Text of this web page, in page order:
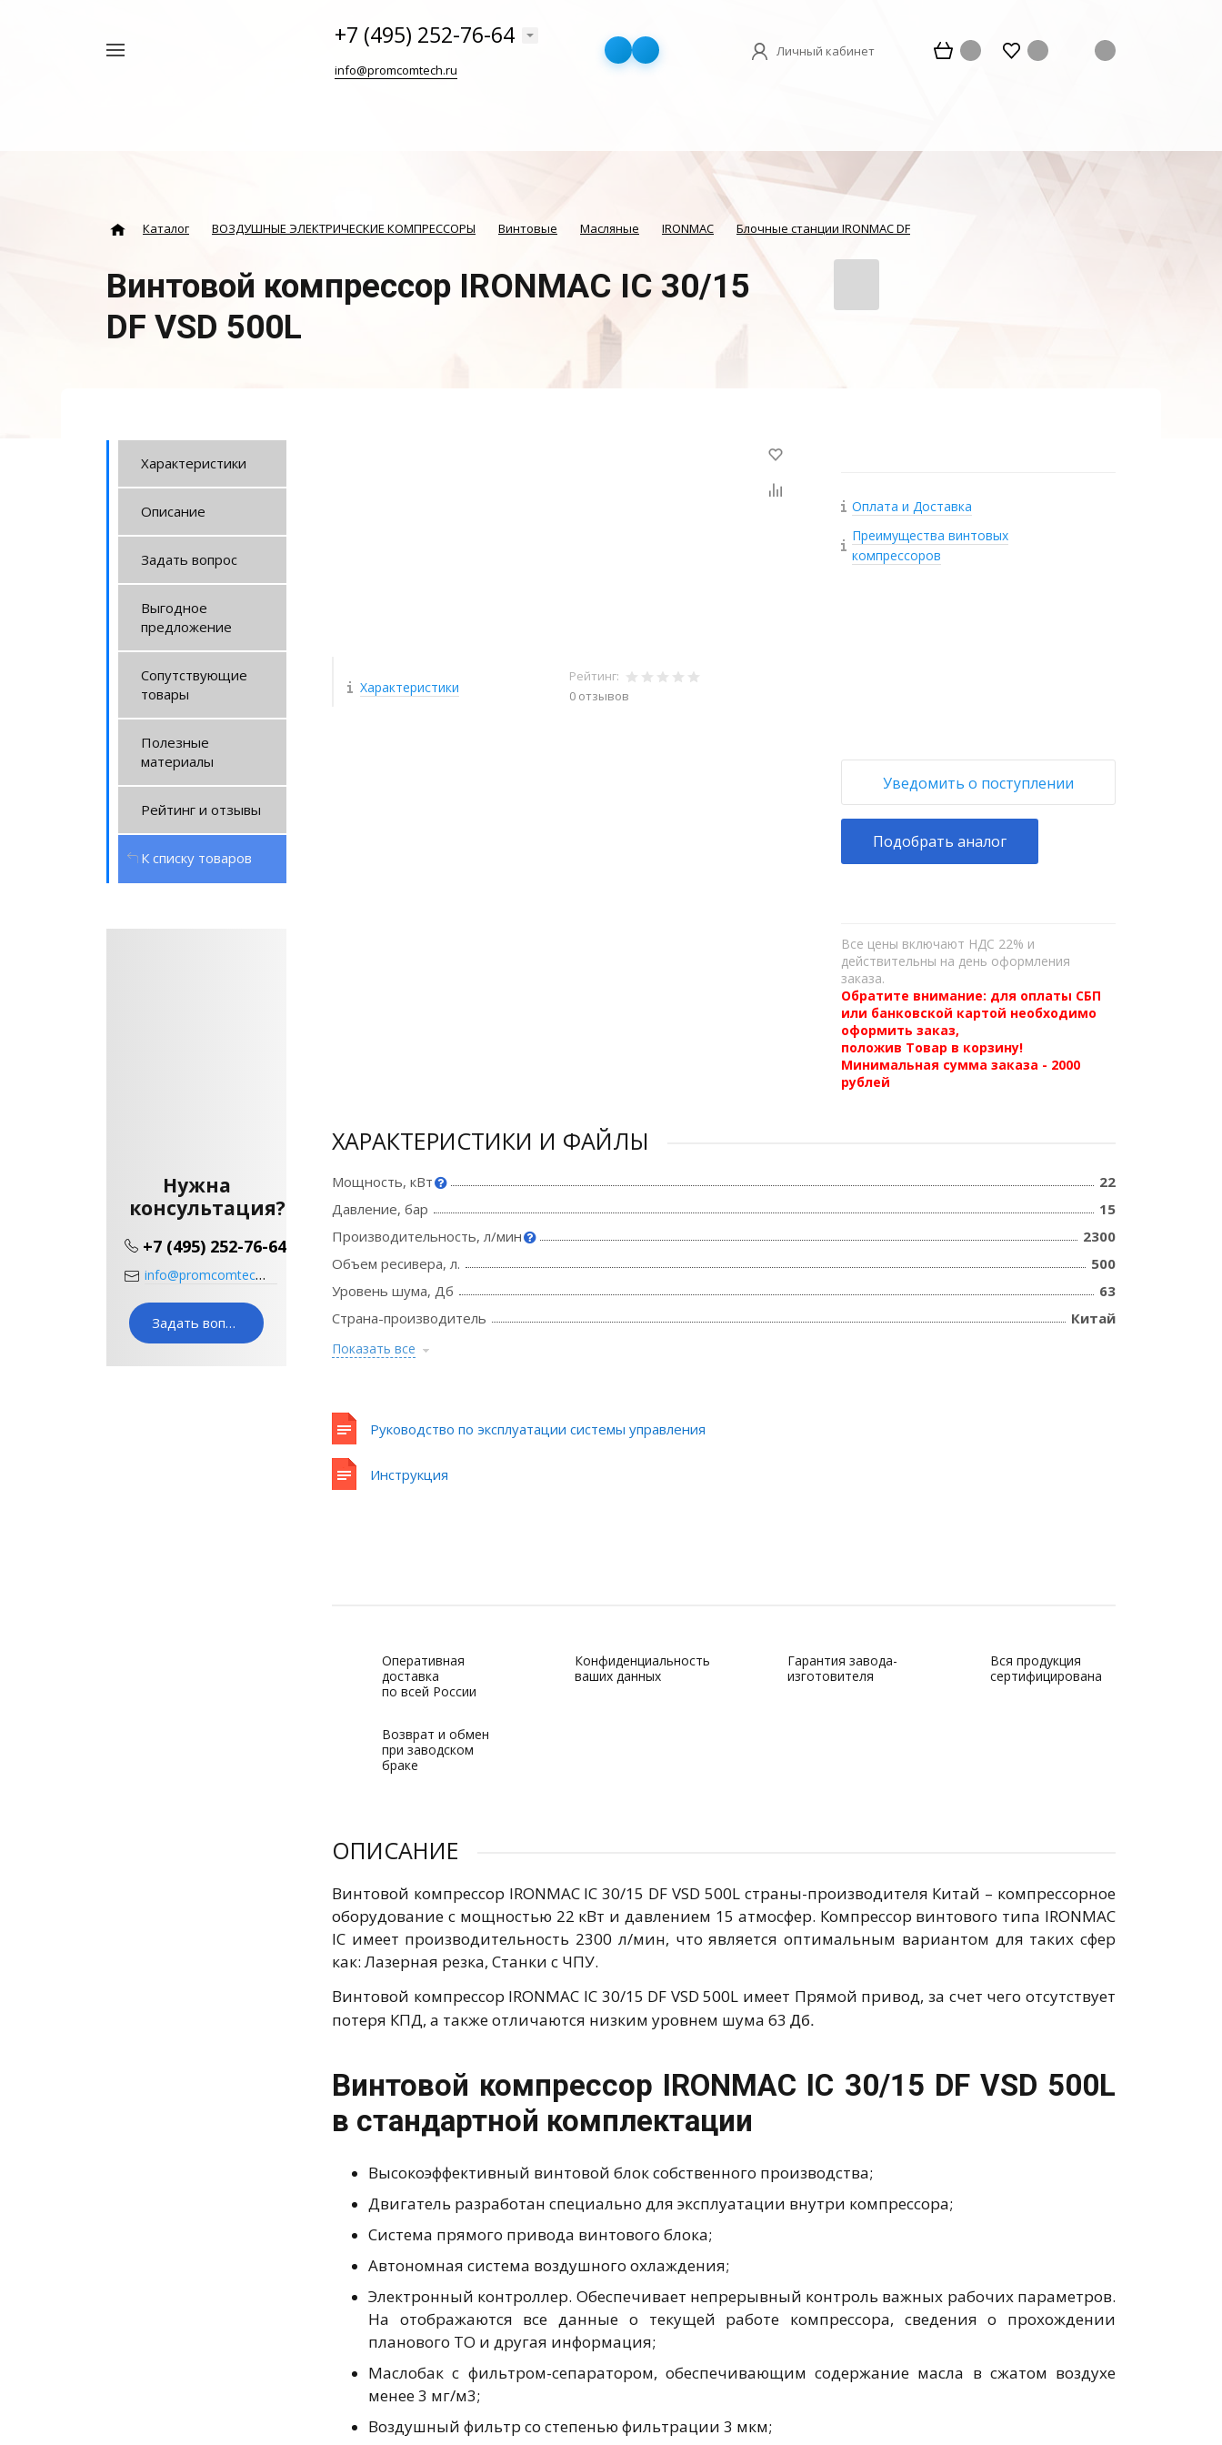
+7 (495) 252-76-64
info@promcomtech.ru
Личный кабинет
Каталог ВОЗДУШНЫЕ ЭЛЕКТРИЧЕСКИЕ КОМПРЕССОРЫ Винтовые Масляные IRONMAC Блочные станции IRONMAC DF
Винтовой компрессор IRONMAC IC 30/15
DF VSD 500L
Характеристики
Описание
Задать вопрос
Выгодное
предложение
Сопутствующие
товары
Полезные
материалы
Рейтинг и отзывы
К списку товаров
Нужна
консультация?
+7 (495) 252-76-64
info@promcomtech.ru
Задать вопрос
Характеристики
Рейтинг:
0 отзывов
Оплата и Доставка
Преимущества винтовых
компрессоров
Уведомить о поступлении
Подобрать аналог
Все цены включают НДС 22% и
действительны на день оформления
заказа.
Обратите внимание: для оплаты СБП
или банковской картой необходимо
оформить заказ,
положив Товар в корзину!
Минимальная сумма заказа - 2000
рублей
ХАРАКТЕРИСТИКИ И ФАЙЛЫ
Мощность, кВт
22
Давление, бар
15
Производительность, л/мин
2300
Объем ресивера, л.
500
Уровень шума, Дб
63
Страна-производитель
Китай
Показать все
Руководство по эксплуатации системы управления
Инструкция
Оперативная
доставка
по всей России
Конфиденциальность
ваших данных
Гарантия завода-
изготовителя
Вся продукция
сертифицирована
Возврат и обмен
при заводском
браке
ОПИСАНИЕ
Винтовой компрессор IRONMAC IC 30/15 DF VSD 500L страны-производителя Китай – компрессорное
оборудование с мощностью 22 кВт и давлением 15 атмосфер. Компрессор винтового типа IRONMAC
IC имеет производительность 2300 л/мин, что является оптимальным вариантом для таких сфер
как: Лазерная резка, Станки с ЧПУ.
Винтовой компрессор IRONMAC IC 30/15 DF VSD 500L имеет Прямой привод, за счет чего отсутствует
потеря КПД, а также отличаются низким уровнем шума 63 Дб.
Винтовой компрессор IRONMAC IC 30/15 DF VSD 500L
в стандартной комплектации
Высокоэффективный винтовой блок собственного производства;
Двигатель разработан специально для эксплуатации внутри компрессора;
Система прямого привода винтового блока;
Автономная система воздушного охлаждения;
Электронный контроллер. Обеспечивает непрерывный контроль важных рабочих параметров.
На отображаются все данные о текущей работе компрессора, сведения о прохождении
планового ТО и другая информация;
Маслобак с фильтром-сепаратором, обеспечивающим содержание масла в сжатом воздухе
менее 3 мг/м3;
Воздушный фильтр со степенью фильтрации 3 мкм;